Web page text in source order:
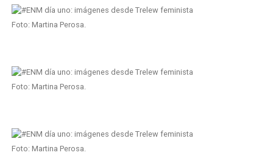
Foto: Martina Perosa.
Foto: Martina Perosa.
Foto: Martina Perosa.